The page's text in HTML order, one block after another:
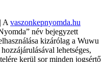
A vaszonkepnyomda.hu
név bejegyzett
kizárólag a Wuwu
lehetséges,
kerül sor minden jogsértő